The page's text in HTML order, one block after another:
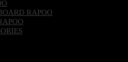
RAPOO